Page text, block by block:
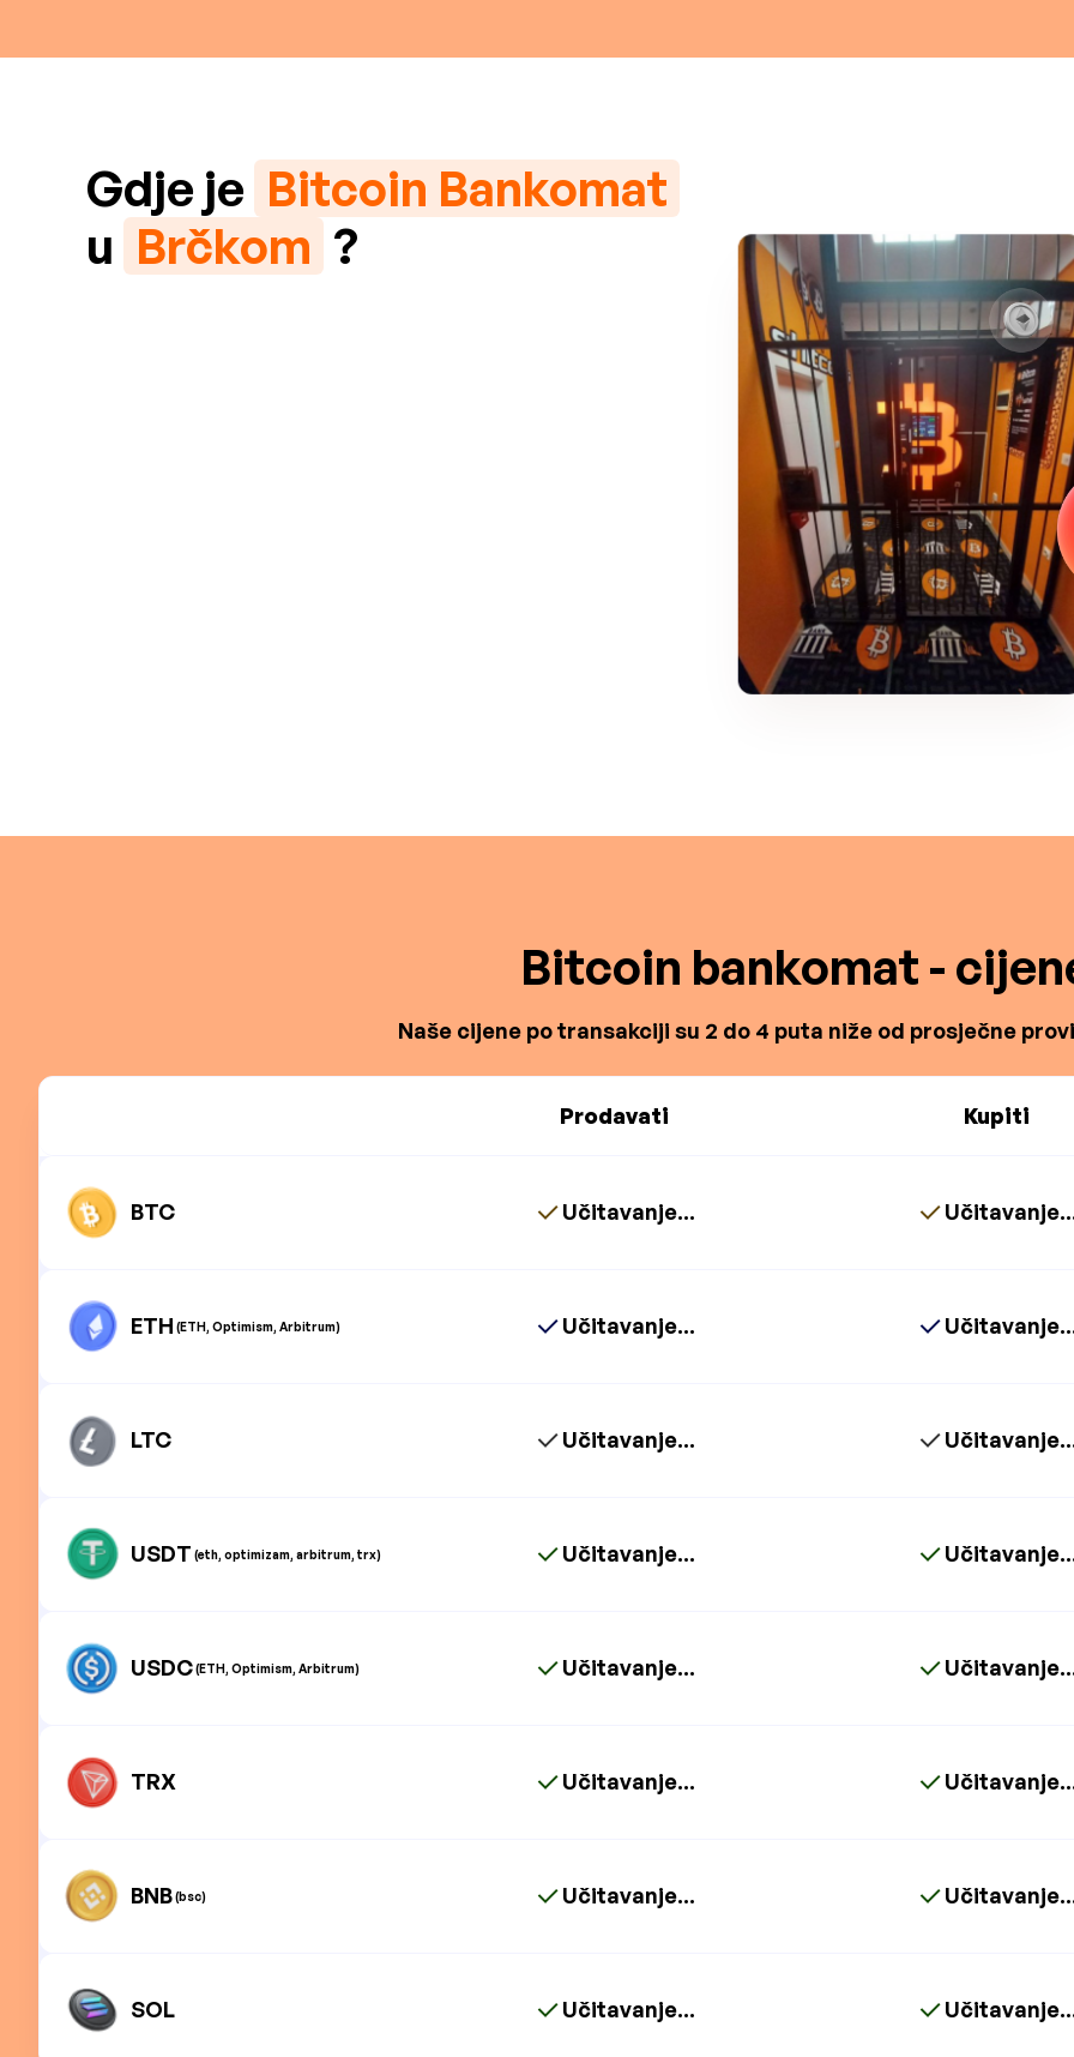
Gdje je Bitcoin Bankomat
u Brčkom ?
Bitcoin bankomat -
Naše cijene po transakciji su 2 do 4 puta niže od prosječne
Prodavati Kupiti
BTC Učitavanje...
ETH (ETH, Optimism, Arbitrum) Učitavanje...
LTC Učitavanje...
USDT (eth, optimizam, arbitrum, trx) Učitavanje...
USDC(ETH, Optimism, Arbitrum) Učitavanje...
TRX Učitavanje...
BNB(bsc) Učitavanje...
SOL Učitavanje...